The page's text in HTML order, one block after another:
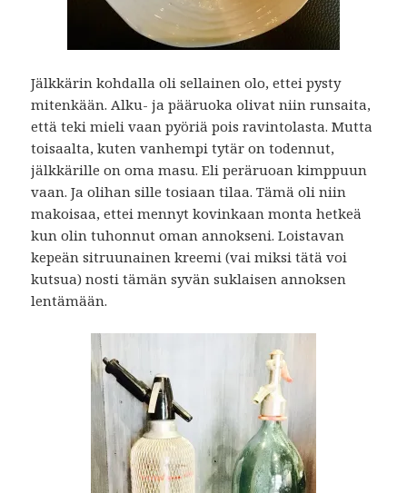
Jälkkärin kohdalla oli sellainen olo, ettei pysty
mitenkään. Alku- ja pääruoka olivat niin runsaita,
että teki mieli vaan pyöriä pois ravintolasta. Mutta
toisaalta, kuten vanhempi tytär on todennut,
jälkkärille on oma masu. Eli peräruoan kimppuun
vaan. Ja olihan sille tosiaan tilaa. Tämä oli niin
makoisaa, ettei mennyt kovinkaan monta hetkeä
kun olin tuhonnut oman annokseni. Loistavan
kepeän sitruunainen kreemi (vai miksi tätä voi
kutsua) nosti tämän syvän suklaisen annoksen
lentämään.